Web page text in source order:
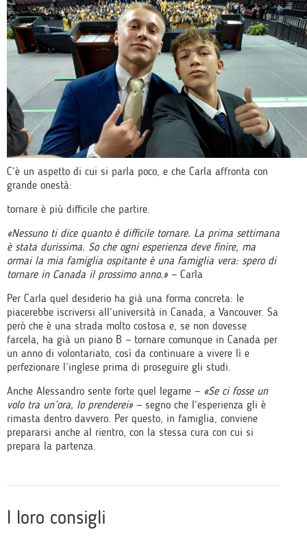
C’è un aspetto di cui si parla poco, e che Carla affronta con
grande onestà:
tornare è più difficile che partire.
«Nessuno ti dice quanto è difficile tornare. La prima settimana
è stata durissima. So che ogni esperienza deve finire, ma
ormai la mia famiglia ospitante è una famiglia vera: spero di
tornare in Canada il prossimo anno.»— Carla
Per Carla quel desiderio ha già una forma concreta: le
piacerebbe iscriversi all’università in Canada, a Vancouver. Sa
però che è una strada molto costosa e, se non dovesse
farcela, ha già un piano B — tornare comunque in Canada per
un anno di volontariato, così da continuare a vivere lì e
perfezionare l’inglese prima di proseguire gli studi.
Anche Alessandro sente forte quel legame — «Se ci fosse un
volo tra un’ora, lo prenderei»— segno che l’esperienza gli è
rimasta dentro davvero. Per questo, in famiglia, conviene
prepararsi anche al rientro, con la stessa cura con cui si
prepara la partenza.
I loro consigli